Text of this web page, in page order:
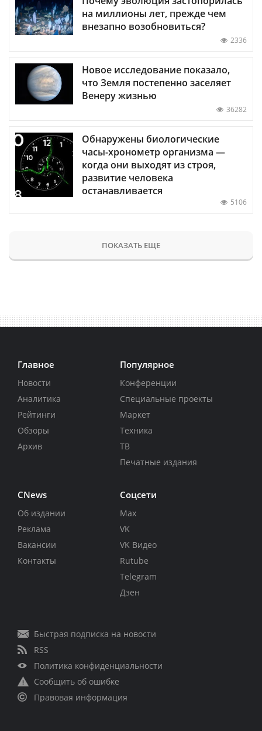
на миллионы лет, прежде чем
внезапно возобновиться?
2336
Новое исследование показало,
что Земля постепенно заселяет
Венеру жизнью
36282
Обнаружены биологические
часы-хронометр организма —
когда они выходят из строя,
развитие человека
останавливается
5106
ПОКАЗАТЬ ЕЩЕ
Главное
Новости
Аналитика
Рейтинги
Обзоры
Архив
Популярное
Конференции
Специальные проекты
Маркет
Техника
ТВ
Печатные издания
CNews
Об издании
Реклама
Вакансии
Контакты
Соцсети
Max
VK
VK Видео
Rutube
Telegram
Дзен
Быстрая подписка на новости
RSS
Политика конфиденциальности
Сообщить об ошибке
Правовая информация